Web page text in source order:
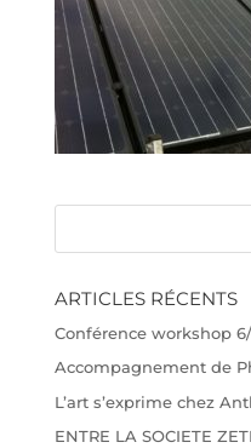
ARTICLES RÉCENTS
Conférence workshop 6/
Accompagnement de
L’art s’exprime chez
ENTRE LA SOCIETE